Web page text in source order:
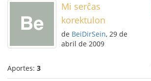
Mi serĉas
korektulon
de BeiDirSein, 29 de
abril de 2009
Aportes: 3